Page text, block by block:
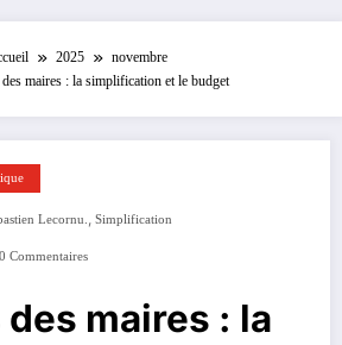
2025
novembre
maires : la simplification et le budget
Lecornu. Simplification
0 Commentaires
maires : la